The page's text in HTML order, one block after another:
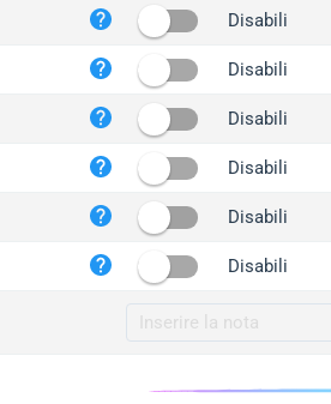
wl.gl
ed.tc
iplogger.com
iplogger.co
2no.co
yip.su
iplogger.info
Disabili
Disabili
Disabili
Disabili
Disabili
Disabili